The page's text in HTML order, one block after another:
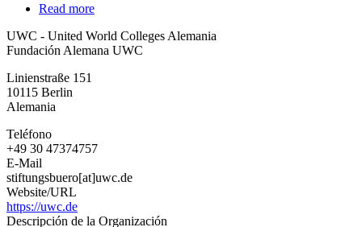
Read more
-
United
UWC - United World Colleges Alemania
Fundación Alemana UWC
Linienstraße 151
10115 Berlin
Alemania
Teléfono
+49 30 47374757
E-Mail
stiftungsbuero[at]uwc.de
Website/URL
https://uwc.de
Descripción de la Organización